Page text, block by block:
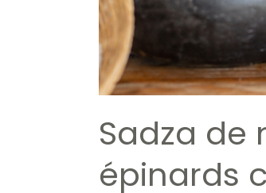
Sadza
épinards